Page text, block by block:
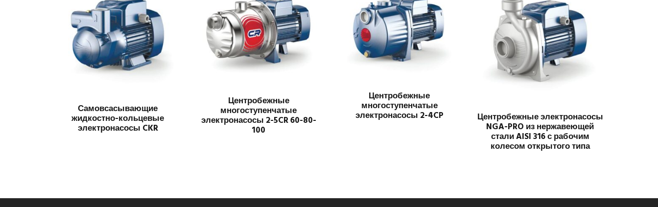
Самовсасывающие
жидкостно-кольцевые
электронасосы CKR
Центробежные
многоступенчатые
электронасосы 2-5CR 60-80-
100
Центробежные
многоступенчатые
электронасосы 2-4CP Центробежные электронасосы
NGA-PRO из нержавеющей
стали AISI 316 с рабочим
колесом открытого типа